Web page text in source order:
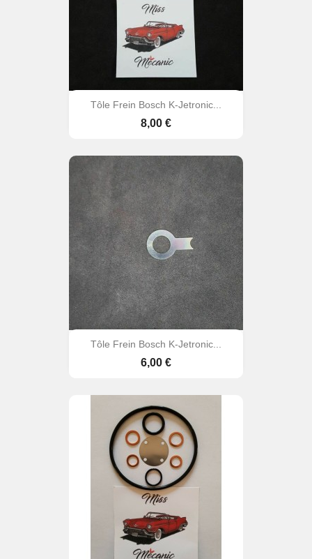
Tôle Frein Bosch K-Jetronic...
Prix
8,00 €
Tôle Frein Bosch K-Jetronic...
Prix
6,00 €